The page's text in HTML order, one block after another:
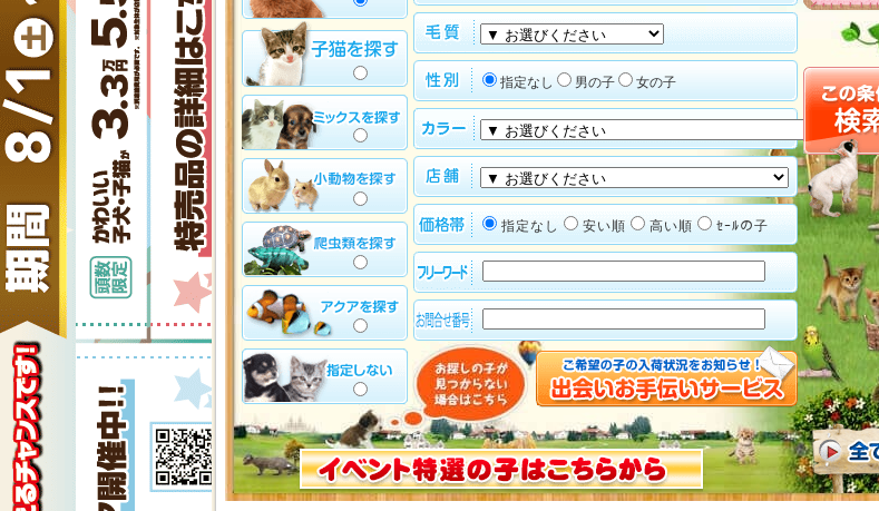
指定なし 男の子 女の子
指定なし 安い順 高い順 ｾｰﾙの子